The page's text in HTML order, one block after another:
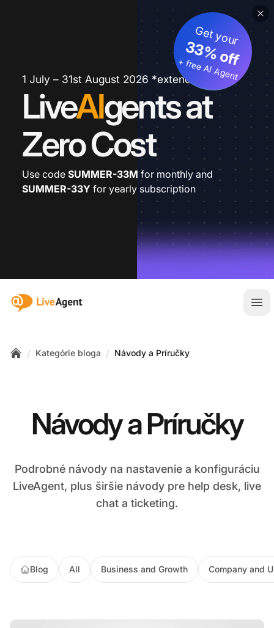
1 July – 31st August 2026 *extended
LiveAIgents at
Zero Cost
Get your
33% off
+ free AI Agent
Use code SUMMER-33M for monthly and
SUMMER-33Y for yearly subscription
:site.title
/ Kategórie bloga / Návody a Príručky
Návody a Príručky
Podrobné návody na nastavenie a konfiguráciu
LiveAgent, plus širšie návody pre help desk, live
chat a ticketing.
Blog All Business and Growth Company and